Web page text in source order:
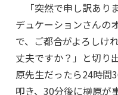
「突然で申し訳あり
デュケーションさんの
で、ご都合がよろしけ
丈夫ですか？」と切り
原先生だったら24時間
叩き、30分後に榊原が